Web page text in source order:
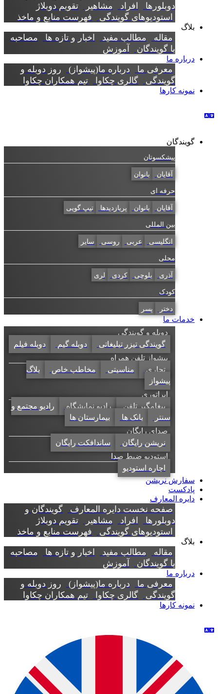
دوبلورها
افراد مشاهیر
تقویم دوبلاژ
استودیوهای گویندگی
فهرست منابع و ماخذ
بلاگ
مقاله مطالب مفید اخبار و تازه ها
مصاحبه
با گویندگان
آموزش
درباره ما
معرفی ما درباره ما(پیشواز)
روز دوبله و
گویندگی
گالری چکاوا تیم همکاران چکاوا
نمونه کارها
گویندگان
پیشکسوتان
آقایان بانوان
حرفه ای
آقایان بانوان پربازدیدها تیپ گویی
بین المللی
انگلیسی عربی روسی سایر
محلی
آذری بلوچی کردی لری
کودک
دختر پسر
خدمات ما
دوبله و گویندگی
گویندگی تیزر تبلیغاتی
دوبله گیم
دوبله فیلم
پیشواز تلفن همراه
تجاری
مناسبتی مخاطب خاص
بلاگ
پیشواز
اپراتوری
پیغامگیر تلفن
رادیو نمایشگاه
رادیو مجتمع و
سنتر
بانک ها
بیمارستان ها
صدای رایگان
نریشن رایگان
ساندافکت رایگان
استودیو ضبط صدا
اجاره استودیو
سفارش نریشن
پادکست
دایره المعارف
صفحه نخست دایره المعارف
گویندگان و
دوبلورها
افراد مشاهیر
تقویم دوبلاژ
استودیوهای گویندگی
فهرست منابع و ماخذ
بلاگ
مقاله مطالب مفید اخبار و تازه ها
مصاحبه
با گویندگان
آموزش
درباره ما
معرفی ما درباره ما(پیشواز)
روز دوبله و
گویندگی
گالری چکاوا تیم همکاران چکاوا
نمونه کارها